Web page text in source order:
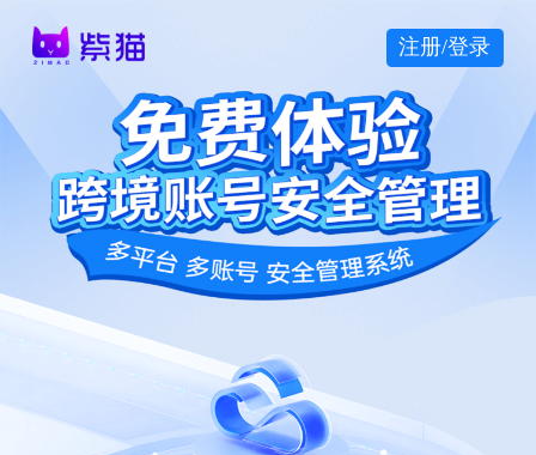
注册/登录